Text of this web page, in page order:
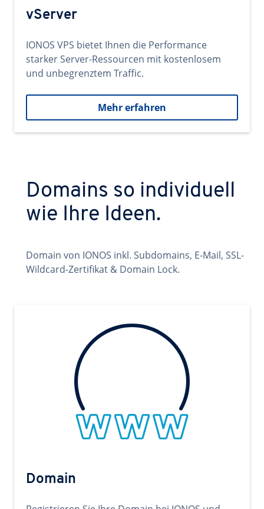
vServer
IONOS VPS bietet Ihnen die Performance
starker Server-Ressourcen mit kostenlosem
und unbegrenztem Traffic.
Mehr erfahren
Domains so individuell
wie Ihre Ideen.
Domain von IONOS inkl. Subdomains, E-Mail, SSL-
Wildcard-Zertifikat & Domain Lock.
Domain